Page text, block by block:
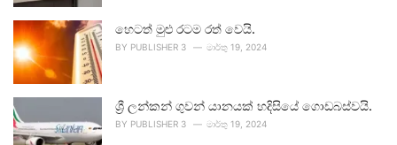
හෙටත් මුළු රටම රත් වෙයි.
BY PUBLISHER 3 මාර්තු 19, 2024
ශ්‍රී ලන්කන් ගුවන් යානයක් හදිසියේ ගොඩබස්වයි.
BY PUBLISHER 3 මාර්තු 19, 2024